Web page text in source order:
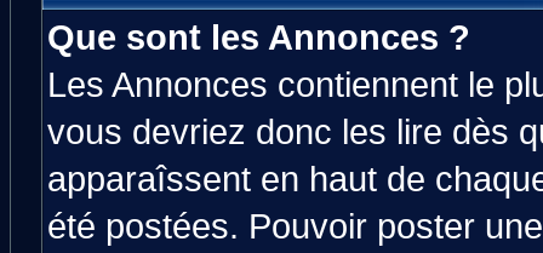
Que sont les Annonces ?
Les Annonces contiennent le
vous devriez donc les lire dès
apparaîssent en haut de
été postées. Pouvoir poster